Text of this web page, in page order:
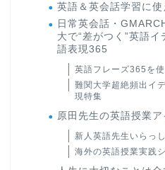
英語＆英会話学習に使
日常英会話・
大で“差がつく”英語
語表現365
英語フレーズ365を
難関大学超絶頻出イ
現特集
原田先生の英語授業
新人英語先生いらっ
海外の英語授業実践